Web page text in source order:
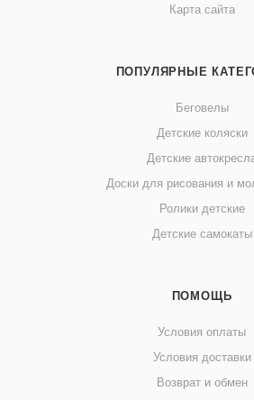
Карта сайта
ПОПУЛЯРНЫЕ
Беговелы
Детские коляски
Детские
Доски для рисования и
Ролики детские
Детские самокаты
ПОМОЩЬ
Условия оплаты
Условия доставки
Возврат и обмен